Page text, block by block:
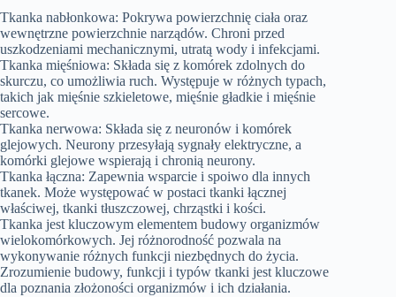
Tkanka nabłonkowa: Pokrywa powierzchnię ciała oraz
wewnętrzne powierzchnie narządów. Chroni przed
uszkodzeniami mechanicznymi, utratą wody i infekcjami.
Tkanka mięśniowa: Składa się z komórek zdolnych do
skurczu, co umożliwia ruch. Występuje w różnych typach,
takich jak mięśnie szkieletowe, mięśnie gładkie i mięśnie
sercowe.
Tkanka nerwowa: Składa się z neuronów i komórek
glejowych. Neurony przesyłają sygnały elektryczne, a
komórki glejowe wspierają i chronią neurony.
Tkanka łączna: Zapewnia wsparcie i spoiwo dla innych
tkanek. Może występować w postaci tkanki łącznej
właściwej, tkanki tłuszczowej, chrząstki i kości.
Tkanka jest kluczowym elementem budowy organizmów
wielokomórkowych. Jej różnorodność pozwala na
wykonywanie różnych funkcji niezbędnych do życia.
Zrozumienie budowy, funkcji i typów tkanki jest kluczowe
dla poznania złożoności organizmów i ich działania.